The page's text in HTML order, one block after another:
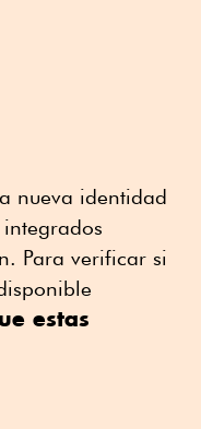
nueva identidad
integrados
Para verificar si
estas